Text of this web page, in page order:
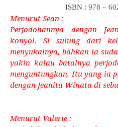
ISBN : 978 –
Menurut Sean :
Perjodohannya dengan
konyol. Si sulung dari
menyukainya, bahkan ia
yakin kalau batalnya
menguntungkan. Itu yang ia
dengan Jeanita Winata di
Menurut Valerie :